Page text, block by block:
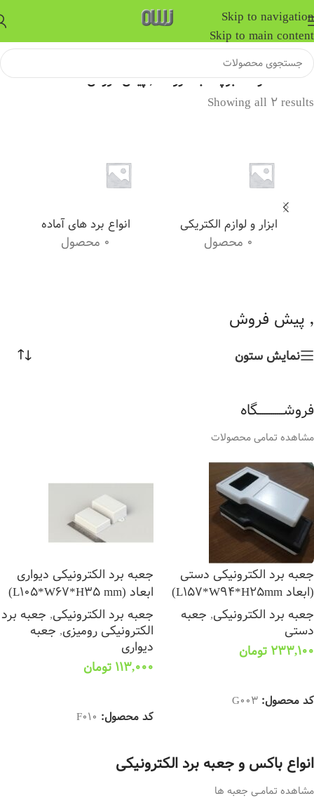
Skip to navigation
Skip to main content
خانه/محصولات برچسب خورده “٬ پیش فروش”
Showing all 2 results
ابزار و لوازم الکتریکی
0 محصول
انواع برد های آماده
0 محصول
٬ پیش فروش
نمایش ستون
فروشــــــــــــگاه
مشاهده تمامی محصولات
جعبه برد الکترونیکی دستی
(ابعاد L157*W94*H25mm)
جعبه برد الکترونیکی, جعبه
دستی
233,100 تومان
کد محصول: G003
جعبه برد الکترونیکی دیواری
ابعاد (L105*W67*H35 mm)
جعبه برد الکترونیکی, جعبه برد
الکترونیکی رومیزی, جعبه
دیواری
113,000 تومان
کد محصول: F010
انواع باکس و جعبه برد الکترونیکی
مشاهده تمامــی جعبه ها